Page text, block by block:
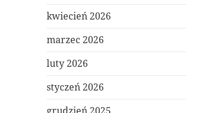
kwiecień 2026
marzec 2026
luty 2026
styczeń 2026